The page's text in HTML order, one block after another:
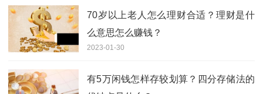
70岁以上老人怎么理财合适？理财是什
么意思怎么赚钱？
2023-01-30
有5万闲钱怎样存较划算？四分存储法的